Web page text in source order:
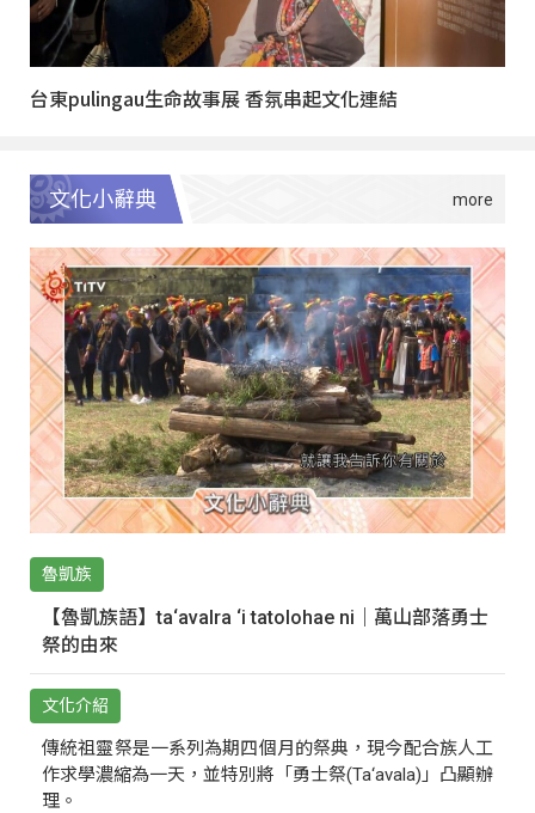
台東pulingau生命故事展 香氛串起文化連結
文化小辭典
魯凱族
【魯凱族語】ta‘avalra ‘i tatolohae ni｜萬山部落勇士
祭的由來
文化介紹
傳統祖靈祭是一系列為期四個月的祭典，現今配合族人工
作求學濃縮為一天，並特別將「勇士祭(Ta‘avala)」凸顯辦
理。